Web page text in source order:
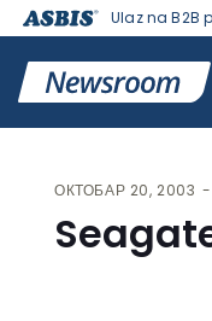
Ulaz na B2B
ОКТОБАР 20, 2003